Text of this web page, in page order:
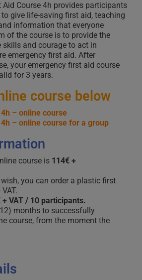
Aid Course 4h provides participants
give life-saving first aid, teaching
information that everyone
of the course is to provide the
and courage to act in
emergency first aid. After
your emergency first aid course
for 3 years.
course below
– online course
– online course for a group
course is114€ +
you can order a plastic first
VAT / 10 participants.
months to successfully
course, from the moment the